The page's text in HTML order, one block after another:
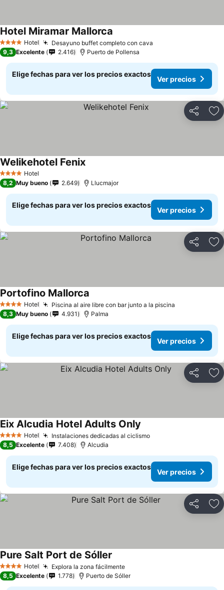
4 EstrellasHotel Desayuno buffet completo con cava
Hotel Miramar Mallorca
9,3 Excelente 2.416 Puerto de Pollensa
Elige fechas para ver los precios exactos
Ver precios
Compartir
4 EstrellasHotel
Welikehotel Fenix
8,2 Muy bueno 2.649 Llucmajor
Elige fechas para ver los precios exactos
Ver precios
Compartir
4 EstrellasHotel Piscina al aire libre con bar junto a la piscina
Portofino Mallorca
8,3 Muy bueno 4.931 Palma
Elige fechas para ver los precios exactos
Ver precios
Compartir
4 EstrellasHotel Instalaciones dedicadas al ciclismo
Eix Alcudia Hotel Adults Only
8,5 Excelente 7.408 Alcudia
Elige fechas para ver los precios exactos
Ver precios
Compartir
4 EstrellasHotel Explora la zona fácilmente
Pure Salt Port de Sóller
8,5 Excelente 1.778 Puerto de Sóller